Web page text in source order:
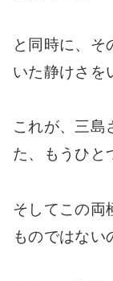
と同時に、そ
いた静けさを
これが、三島
た、もうひと
そしてこの両
ものではない